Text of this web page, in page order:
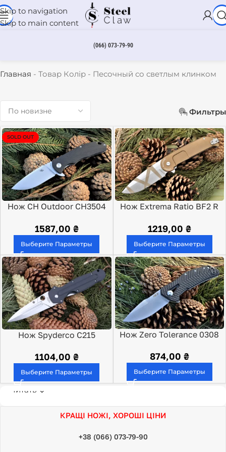
Skip to navigation
Skip to main content
(066) 073-79-90
Песочный со светлым клинком
Главная - Товар Колір - Песочный со светлым клинком
Фильтры
SOLD OUT
Нож CH Outdoor CH3504
1587,00 ₴
Выберите Параметры
Нож Extrema Ratio BF2 R
1219,00 ₴
Выберите Параметры
Нож Spyderco C215
1104,00 ₴
Выберите Параметры
Нож Zero Tolerance 0308
874,00 ₴
Выберите Параметры
Читать
КРАЩІ НОЖІ, ХОРОШІ ЦІНИ
+38 (066) 073-79-90